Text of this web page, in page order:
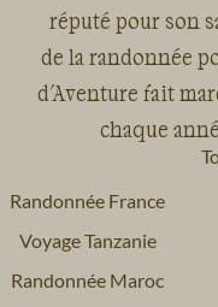
réputé pour son
de la randonnée
d'Aventure fait
chaque
Randonnée France
Voyage Tanzanie
Randonnée Maroc